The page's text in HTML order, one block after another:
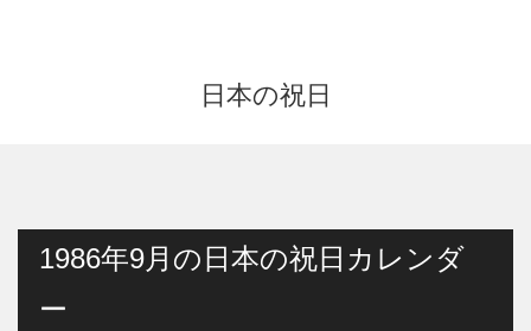
日本の祝日
1986年9月の日本の祝日カレンダ
ー